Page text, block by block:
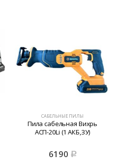
САБЕЛЬНЫЕ ПИЛЫ
Пила сабельная Вихрь
АСП-20Li (1 АКБ,ЗУ)
6190 Р